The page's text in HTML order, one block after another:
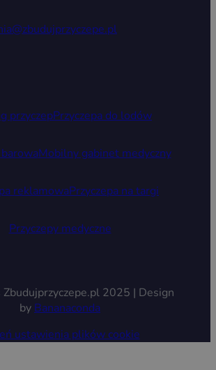
przyczepPrzyczepa do lodów
Mobilny gabinet medyczny
reklamowaPrzyczepa na targi
Przyczepy medyczne
Zbudujprzyczepe.pl 2025 | Design
by Bananaconda
ustawienia plików cookie